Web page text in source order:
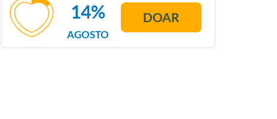
AGOSTO
14% DOAR